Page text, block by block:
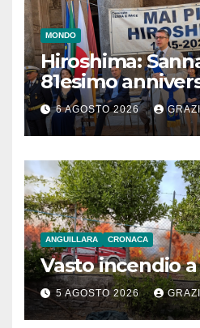
MONDO
Hiroshima:
81esimo
monito per
6 AGOSTO 2026
ANGUILLARA CRONACA
Vasto incendio
5 AGOSTO 2026